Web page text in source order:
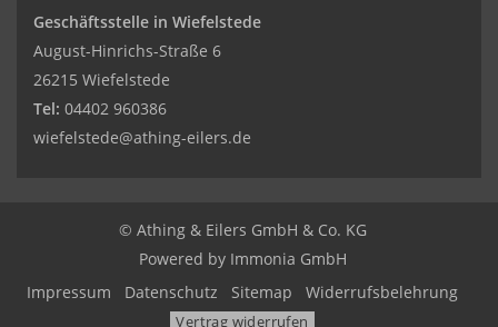
Geschäftsstelle in Wiefelstede
August-Hinrichs-Straße 6
26215 Wiefelstede
Tel: 04402 960386
wiefelstede@athing-eilers.de
© Athing & Eilers GmbH & Co. KG
Powered by Immonia GmbH
Impressum
Datenschutz Sitemap Widerrufsbelehrung
Vertrag widerrufen